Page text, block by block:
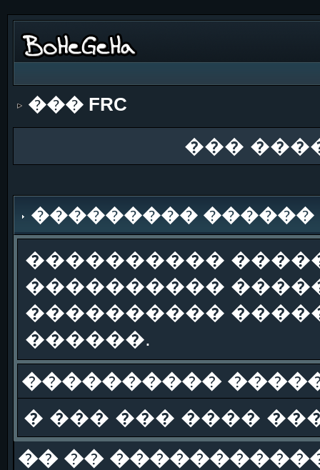
��� FRC
���
��������� ������
����������
����������
����������
������.
����������
� ��� ��� ����
�� ��